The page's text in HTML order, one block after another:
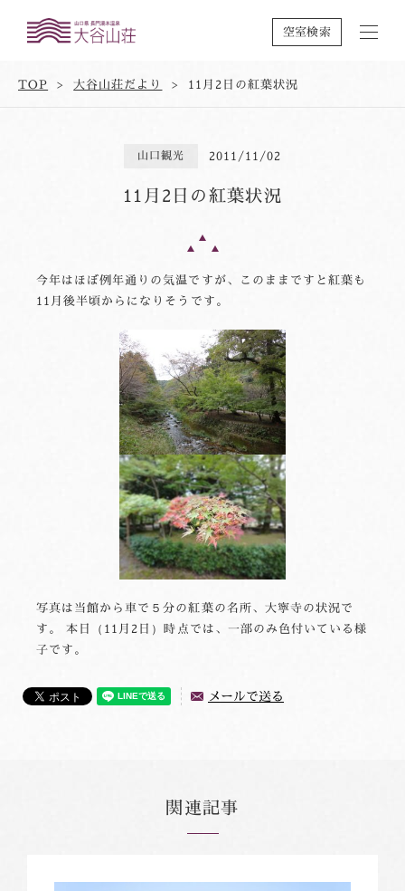
空室検索
TOP 大谷山荘だより 11月2日の紅葉状況
山口観光 2011/11/02
11月2日の紅葉状況
今年はほぼ例年通りの気温ですが、このままですと紅葉も
11月後半頃からになりそうです。
写真は当館から車で５分の紅葉の名所、大寧寺の状況で
す。 本日（11月2日）時点では、一部のみ色付いている様
子です。
メールで送る
関連記事